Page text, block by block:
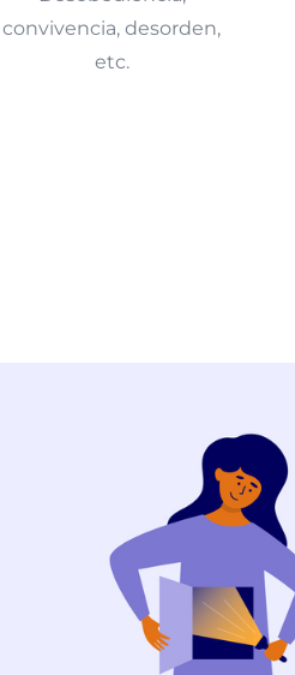
convivencia, desorden,
etc.